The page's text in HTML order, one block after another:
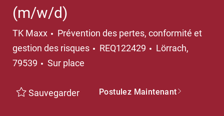
(m/w/d)
TK Maxx Catégorie
Prévention des pertes, conformité et
gestion des risques
REQ122429 Emplacement
Lörrach,
79539
Sur place
Sauvegarder Postulez Maintenant